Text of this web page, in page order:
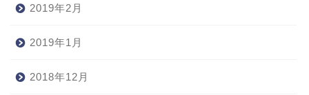
2019年2月
2019年1月
2018年12月